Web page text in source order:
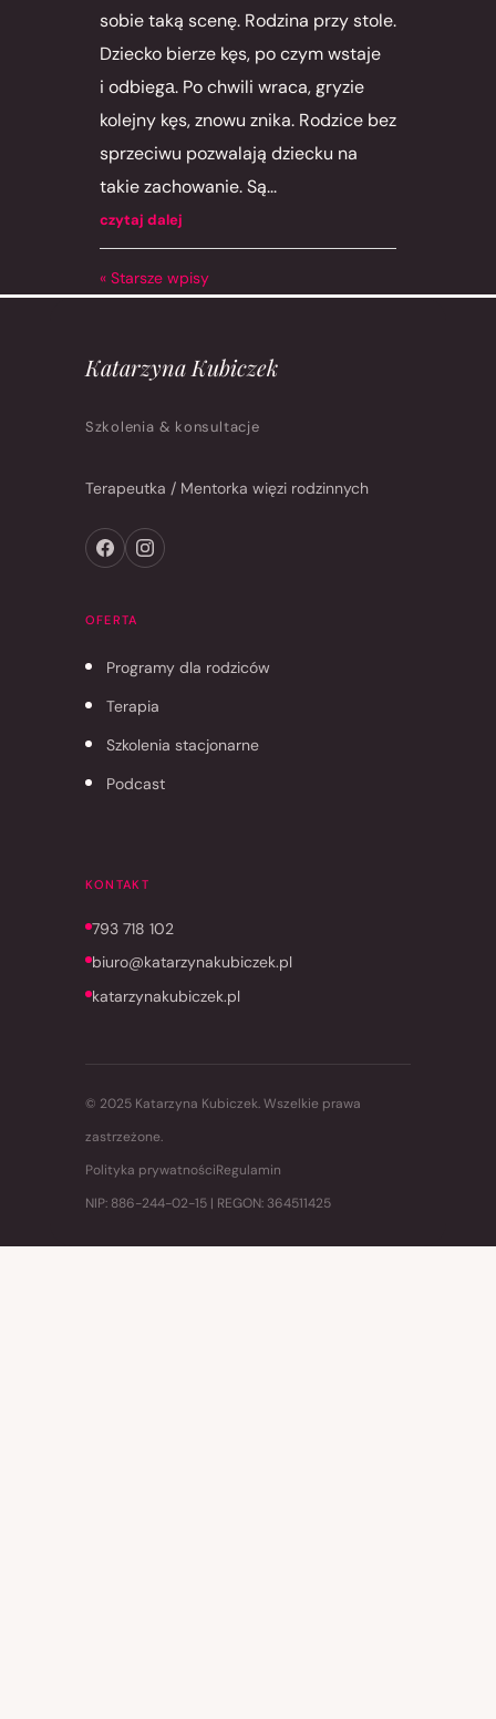
sobie taką scenę. Rodzina przy stole.
Dziecko bierze kęs, po czym wstaje
i odbiegа. Po chwili wraca, gryzie
kolejny kęs, znowu znika. Rodzice bez
sprzeciwu pozwalają dziecku na
takie zachowanie. Są...
czytaj dalej
« Starsze wpisy
Katarzyna Kubiczek
Szkolenia & konsultacje
Terapeutka / Mentorka więzi rodzinnych
OFERTA
Programy dla rodziców
Terapia
Szkolenia stacjonarne
Podcast
KONTAKT
793 718 102
biuro@katarzynakubiczek.pl
katarzynakubiczek.pl
© 2025 Katarzyna Kubiczek. Wszelkie prawa
zastrzeżone.
Polityka prywatnościRegulamin
NIP: 886-244-02-15 | REGON: 364511425